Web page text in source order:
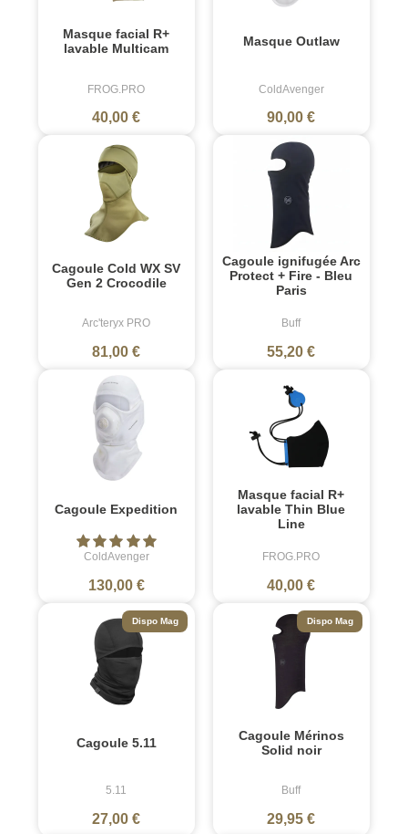
Masque facial R+
lavable Multicam
FROG.PRO
40,00 €
Masque Outlaw
ColdAvenger
90,00 €
Cagoule Cold WX SV
Gen 2 Crocodile
Arc'teryx PRO
81,00 €
Cagoule ignifugée Arc
Protect + Fire - Bleu
Paris
Buff
55,20 €
Cagoule Expedition
ColdAvenger
130,00 €
Masque facial R+
lavable Thin Blue
Line
FROG.PRO
40,00 €
Cagoule 5.11
5.11
27,00 €
Dispo Mag
Cagoule Mérinos
Solid noir
Buff
29,95 €
Dispo Mag